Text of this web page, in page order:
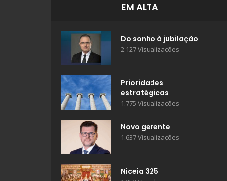
EM ALTA
Do sonho à jubilação
2.127 Visualizações
Prioridades
estratégicas
1.775 Visualizações
Novo gerente
1.637 Visualizações
Niceia 325